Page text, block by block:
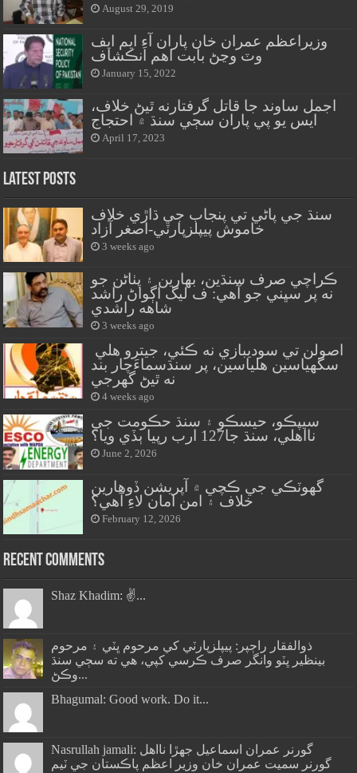
August 29, 2019
وزيراعظم عمران خان پاران آءِ ايم ايف
وٽ وڃڻ بابت اهم انڪشاف
January 15, 2022
اجمل ساوند جا قاتل گرفتارنه ٿيڻ خلاف،
ايس يو پي پاران سڄي سنڌ ۾ احتجاج
April 17, 2023
Latest Posts
سنڌ جي پاڻي تي پنجاب جي ڌاڙي خلاف
خاموش پيپلزپارٽي-اصغر آزاد
3 weeks ago
ڪراچي صرف سنڌين، بهارين ۽ پٺاڻن جو
نه پر سڀني جو آهي: ف ليگ اڳواڻ راشد
شاهه راشدي
3 weeks ago
سگهياسين هلياسين، پر سنڌسماءَچار بند
نه ٿيڻ گهرجي
4 weeks ago
سيپڪو، حيسڪو ۽ سنڌ حڪومت جي
نااهلي، سنڌ جا127 ارب رپيا ٻڏي ويا؟
June 2, 2026
گهوٽڪي جي ڪچي ۾ آپريشن ڏوهارين
خلاف ۽ امن امان لاءِ آهي؟
February 12, 2026
Recent Comments
Shaz Khadim: ✌️...
ذوالفقار راڄپر: پيپلزپارٽي کي مرحوم ڀٽي ۽ مرحوم
بينظير ڀٽو وانگر صرف ڪرسي کپي، هي ته سڄي سنڌ
وڪڻ...
Bhagumal: Good work. Do it...
Nasrullah jamali: گورنر عمران اسماعيل جھڙا نااهل
گورنر سميت عمران خان وزير اعظم پاڪستان جي ٽيم